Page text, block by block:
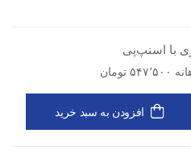
با اسنپ‌پی
افزودن به سبد خرید